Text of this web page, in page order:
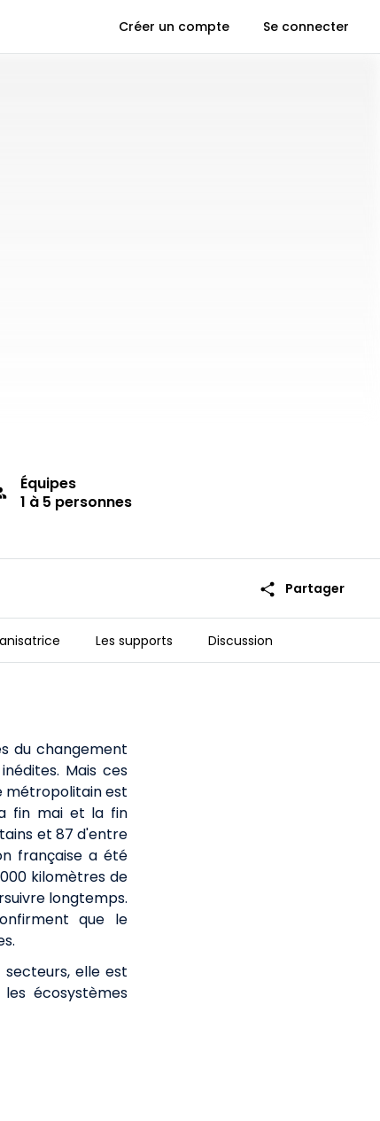
Créer un compte Se connecter
Équipes
1 à 5 personnes
share Partager
Les supports Discussion
du changement
Mais ces
métropolitain est
fin mai et la fin
et 87 d'entre
française a été
kilomètres de
longtemps.
que le
elle est
écosystèmes